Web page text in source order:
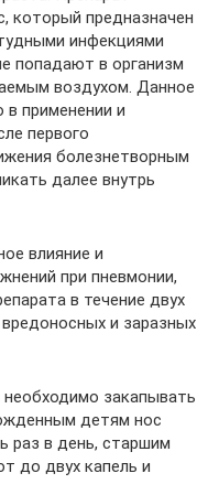
который предназначен
инфекциями
попадают в организм
воздухом. Данное
применении и
первого
болезнетворным
далее внутрь
влияние и
при пневмонии,
в течение двух
и заразных
закапывать
детям нос
раз в день, старшим
до двух капель и